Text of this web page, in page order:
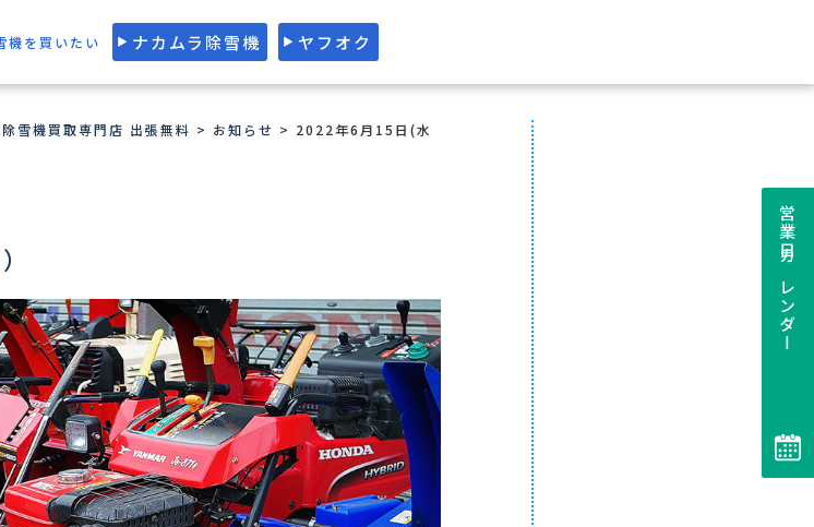
営業日カレンダー
機を買いたい ナカムラ除雪機 ヤフオク
雪機買取専門店 出張無料 > お知らせ > 2022年6月15日(水